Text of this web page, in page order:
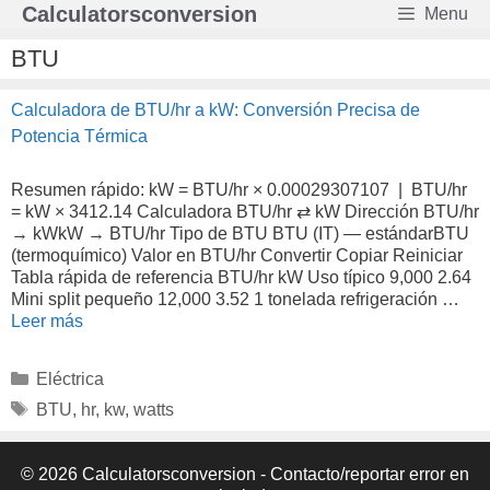
Saltar
contenido
Calculatorsconversion Menu
BTU
Calculadora de BTU/hr a kW: Conversión Precisa de
Potencia Térmica
Resumen rápido: kW = BTU/hr × 0.00029307107 | BTU/hr
= kW × 3412.14 Calculadora BTU/hr ⇄ kW Dirección BTU/hr
→ kWkW → BTU/hr Tipo de BTU BTU (IT) — estándarBTU
(termoquímico) Valor en BTU/hr Convertir Copiar Reiniciar
Tabla rápida de referencia BTU/hr kW Uso típico 9,000 2.64
Mini split pequeño 12,000 3.52 1 tonelada refrigeración …
Leer más
Categorías
Eléctrica
Etiquetas
BTU, hr, kw, watts
© 2026 Calculatorsconversion - Contacto/reportar error en